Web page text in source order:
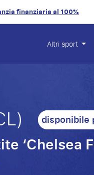
finanziaria al 100%
Altri sport
disponibile
‘Chelsea